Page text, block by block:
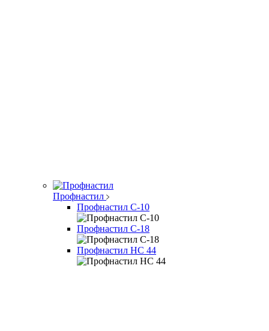
Профнастил
Профнастил С-10
Профнастил С-18
Профнастил НС 44